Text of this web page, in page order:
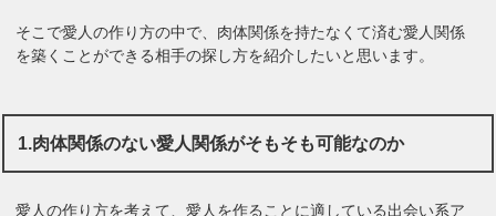
そこで愛人の作り方の中で、肉体関係を持たなくて済む愛人関係
を築くことができる相手の探し方を紹介したいと思います。
1.肉体関係のない愛人関係がそもそも可能なのか
愛人の作り方を考えて、愛人を作ることに適している出会い系ア